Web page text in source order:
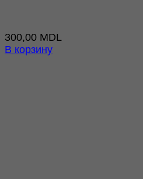
300,00 MDL
В корзину